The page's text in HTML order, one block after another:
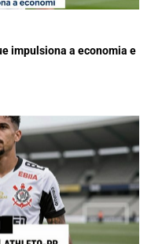
impulsiona a economia e